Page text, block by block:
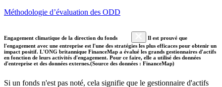
Méthodologie d’évaluation des ODD
Engagement climatique de la direction du fonds
Il est prouvé que
l'engagement avec une entreprise est l'une des stratégies les plus efficaces pour obtenir un
impact positif. L'ONG britannique FinanceMap a évalué les grands gestionnaires d'actifs
en fonction de leurs activités d'engagement. Pour ce faire, elle a utilisé des données
d'entreprise et des données externes.(Source des données : FinanceMap)
Si un fonds n'est pas noté, cela signifie que le gestionnaire d'actifs